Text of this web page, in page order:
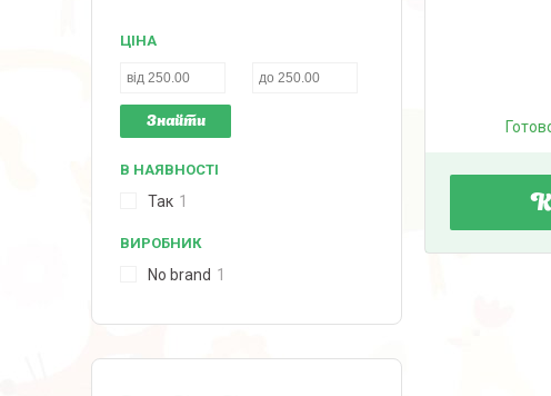
ЦІНА
Знайти
В НАЯВНОСТІ
Так 1
ВИРОБНИК
No brand 1